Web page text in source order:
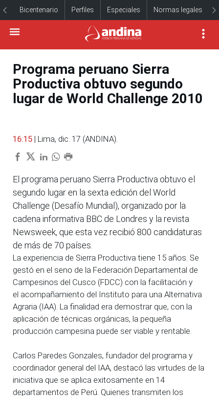
Bicentenario Perfiles Especiales Normas legales
Programa peruano Sierra
Productiva obtuvo segundo
lugar de World Challenge 2010
16:15 | Lima, dic. 17 (ANDINA).
El programa peruano Sierra Productiva obtuvo el
segundo lugar en la sexta edición del World
Challenge (Desafío Mundial), organizado por la
cadena informativa BBC de Londres y la revista
Newsweek, que esta vez recibió 800 candidaturas
de más de 70 países.
La experiencia de Sierra Productiva tiene 15 años. Se
gestó en el seno de la Federación Departamental de
Campesinos del Cusco (FDCC) con la facilitación y
el acompañamiento del Instituto para una Alternativa
Agraria (IAA). La finalidad era demostrar que, con la
aplicación de técnicas orgánicas, la pequeña
producción campesina puede ser viable y rentable.
Carlos Paredes Gonzales, fundador del programa y
coordinador general del IAA, destacó las virtudes de la
iniciativa que se aplica exitosamente en 14
departamentos de Perú. Quienes transmiten los